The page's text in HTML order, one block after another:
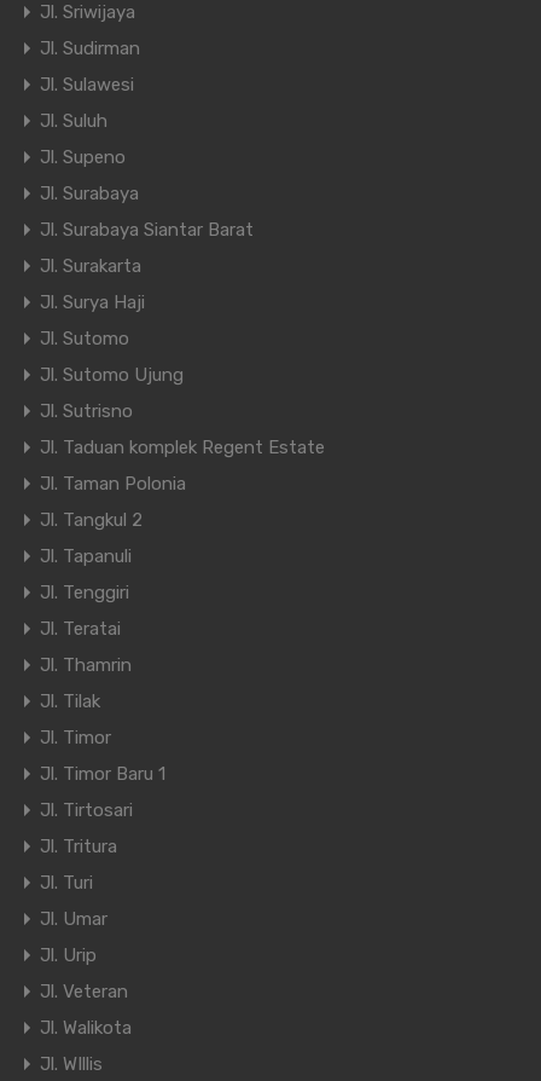
Jl. Sriwijaya
Jl. Sudirman
Jl. Sulawesi
Jl. Suluh
Jl. Supeno
Jl. Surabaya
Jl. Surabaya Siantar Barat
Jl. Surakarta
Jl. Surya Haji
Jl. Sutomo
Jl. Sutomo Ujung
Jl. Sutrisno
Jl. Taduan komplek Regent Estate
Jl. Taman Polonia
Jl. Tangkul 2
Jl. Tapanuli
Jl. Tenggiri
Jl. Teratai
Jl. Thamrin
Jl. Tilak
Jl. Timor
Jl. Timor Baru 1
Jl. Tirtosari
Jl. Tritura
Jl. Turi
Jl. Umar
Jl. Urip
Jl. Veteran
Jl. Walikota
Jl. WIllis